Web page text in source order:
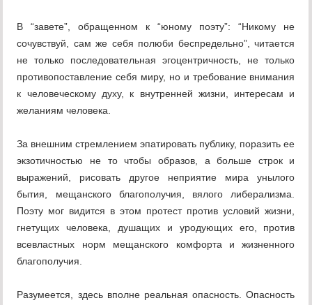
В “завете”, обращенном к “юному поэту”: “Никому не
сочувствуй, сам же себя полюби беспредельно”, читается
не только последовательная эгоцентричность, не только
противопоставление себя миру, но и требование внимания
к человеческому духу, к внутренней жизни, интересам и
желаниям человека.
За внешним стремлением эпатировать публику, поразить ее
экзотичностью не то чтобы образов, а больше строк и
выражений, рисовать другое неприятие мира унылого
бытия, мещанского благополучия, вялого либерализма.
Поэту мог видится в этом протест против условий жизни,
гнетущих человека, душащих и уродующих его, против
всевластных норм мещанского комфорта и жизненного
благополучия.
Разумеется, здесь вполне реальная опасность. Опасность